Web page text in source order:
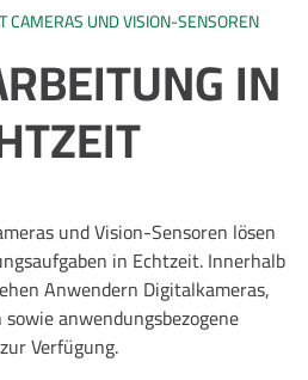
CAMERAS UND VISION-SENSOREN
IN
und Vision-Sensoren lösen
in Echtzeit. Innerhalb
Anwendern Digitalkameras,
anwendungsbezogene
Verfügung.